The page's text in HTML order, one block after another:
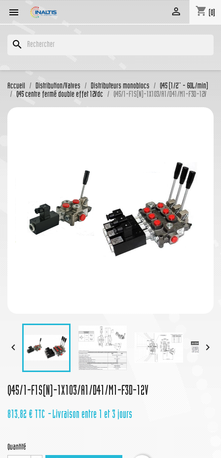
 shopping_cart (0)

search
Accueil Distribution/Valves Distributeurs monoblocs
Q45 (1/2'' - 60L/min)
Q45 centre fermé double effet 12Vdc
Q45/1-F1S(N)-1X103/A1/D41/M1-F3D-12V
 
Q45/1-F1S(N)-1X103/A1/D41/M1-F3D-12V
813,82 € TTC Livraison entre 1 et 3 jours
Quantité